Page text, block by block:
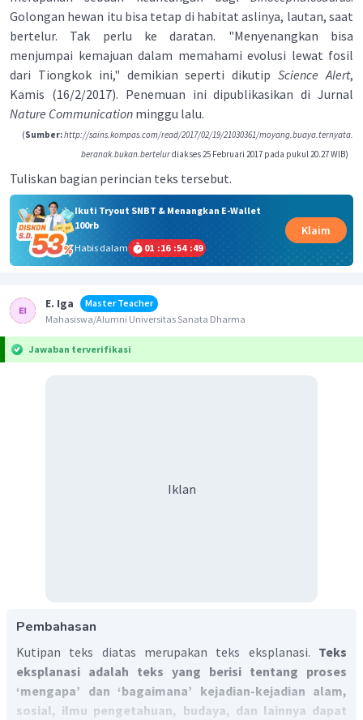
Golongan hewan itu bisa tetap di habitat aslinya, lautan, saat
bertelur. Tak perlu ke daratan. "Menyenangkan bisa
menjumpai kemajuan dalam memahami evolusi lewat fosil
dari Tiongkok ini," demikian seperti dikutipScience Alert,
Kamis (16/2/2017). Penemuan ini dipublikasikan di Jurnal
Nature Communication minggu lalu.
(Sumber:http://sains.kompas.com/read/2017/02/19/21030361/moyang.buaya.ternyata.
beranak.bukan.bertelurdiakses 25 Februari 2017 pada pukul 20.27 WIB)
Tuliskan bagian perincian teks tersebut.
Ikuti Tryout SNBT & Menangkan E-Wallet
100rb
Habis dalam
01 :16 :54 :49
Klaim
E. Iga
Master Teacher
Mahasiswa/Alumni Universitas Sanata Dharma
Jawaban terverifikasi
Iklan
Pembahasan
Kutipan teks diatas merupakan teks eksplanasi. Teks
eksplanasi adalah teks yang berisi tentang proses
‘mengapa’ dan ‘bagaimana’ kejadian-kejadian alam,
sosial, ilmu pengetahuan, budaya, dan lainnya dapat